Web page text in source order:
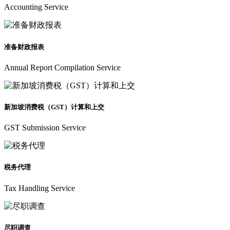
Accounting Service
准备财政报表
Annual Report Compilation Service
新加坡消费税（GST）计算和上交
GST Submission Service
税务代理
Tax Handling Service
尽职调查